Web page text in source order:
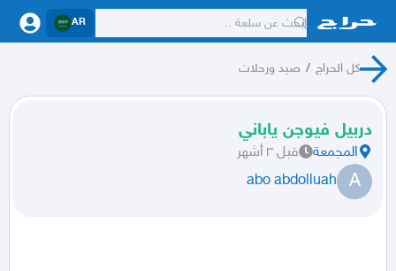
AR
كل الحراج / صيد ورحلات
دربيل فيوجن ياباني
المجمعة قبل ٣ أشهر
A
abo abdolluah